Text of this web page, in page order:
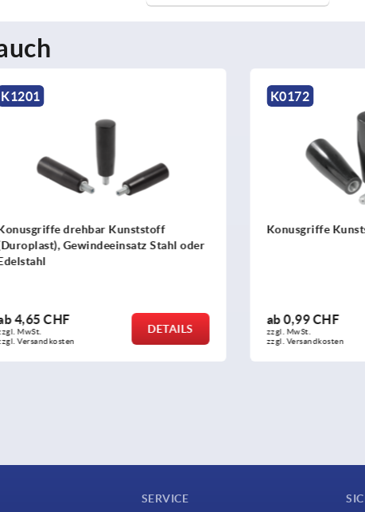
K0172
Konusgriffe Kunststoff (Duroplast)
ab0,99 CHF
zzgl. MwSt.
zzgl. Versandkosten
DETAILS
K1207
Konusknöpfe
ab1,28 CHF
zzgl. MwSt.
zzgl. Versandkosten
SERVICE